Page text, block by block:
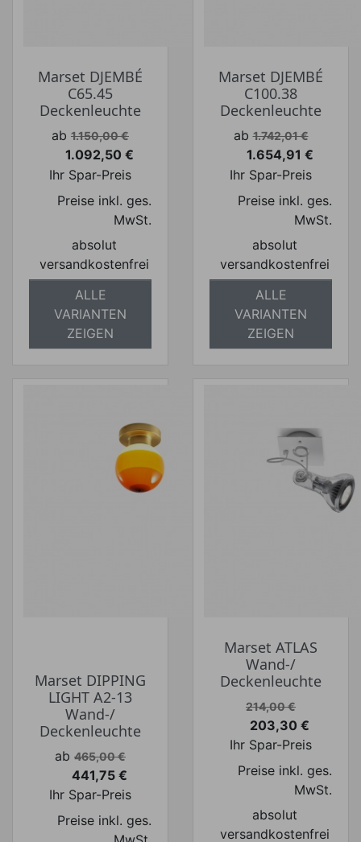
Marset DJEMBÉ
C65.45
Deckenleuchte
Verkaufspreis
ab 1.150,00 €
Preis
1.092,50 €
Ihr Spar-Preis
Preise inkl. ges.
MwSt.
absolut
versandkostenfrei
ALLE
VARIANTEN
ZEIGEN
Marset DJEMBÉ
C100.38
Deckenleuchte
Verkaufspreis
ab 1.742,01 €
Preis
1.654,91 €
Ihr Spar-Preis
Preise inkl. ges.
MwSt.
absolut
versandkostenfrei
ALLE
VARIANTEN
ZEIGEN
Marset DIPPING
LIGHT A2-13
Wand-/
Deckenleuchte
Verkaufspreis
ab 465,00 €
Preis
441,75 €
Ihr Spar-Preis
Preise inkl. ges.
Marset ATLAS
Wand-/
Deckenleuchte
Verkaufspreis
214,00 €
Preis
203,30 €
Ihr Spar-Preis
Preise inkl. ges.
MwSt.
absolut
versandkostenfrei